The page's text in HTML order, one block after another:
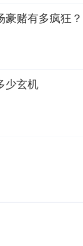
赌有多疯狂？
少玄机